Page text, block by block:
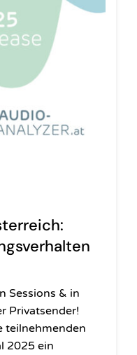
Sessions & in
Privatsender!
teilnehmenden
2025 ein